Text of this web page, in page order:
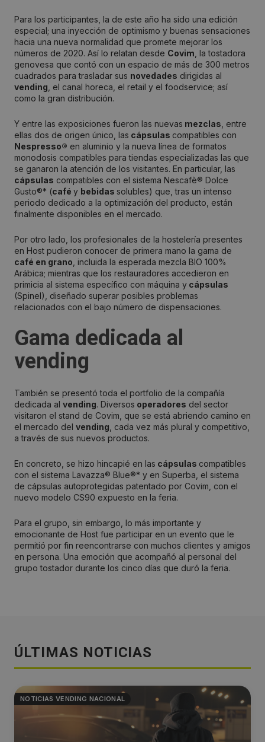
Para los participantes, la de este año ha sido una edición
especial; una inyección de optimismo y buenas sensaciones
hacia una nueva normalidad que promete mejorar los
números de 2020. Así lo relatan desde Covim , la tostadora
genovesa que contó con un espacio de más de 300 metros
cuadrados para trasladar sus novedades dirigidas al
vending , el canal horeca, el retail y el foodservice; así
como la gran distribución.
Y entre las exposiciones fueron las nuevas mezclas , entre
ellas dos de origen único, las cápsulas compatibles con
Nespresso® en aluminio y la nueva línea de formatos
monodosis compatibles para tiendas especializadas las que
se ganaron la atención de los visitantes. En particular, las
cápsulas compatibles con el sistema Nescafè® Dolce
Gusto®* (café y bebidas solubles) que, tras un intenso
periodo dedicado a la optimización del producto, están
finalmente disponibles en el mercado.
Por otro lado, los profesionales de la hostelería presentes
en Host pudieron conocer de primera mano la gama de
café en grano , incluida la esperada mezcla BIO 100%
Arábica; mientras que los restauradores accedieron en
primicia al sistema específico con máquina y cápsulas
(Spinel), diseñado superar posibles problemas
relacionados con el bajo número de dispensaciones.
Gama dedicada al
vending
También se presentó toda el portfolio de la compañía
dedicada al vending. Diversos operadores del sector
visitaron el stand de Covim, que se está abriendo camino en
el mercado del vending , cada vez más plural y competitivo,
a través de sus nuevos productos.
En concreto, se hizo hincapié en las cápsulas compatibles
con el sistema Lavazza® Blue®* y en Superba, el sistema
de cápsulas autoprotegidas patentado por Covim, con el
nuevo modelo CS90 expuesto en la feria.
Para el grupo, sin embargo, lo más importante y
emocionante de Host fue participar en un evento que le
permitió por fin reencontrarse con muchos clientes y amigos
en persona. Una emoción que acompañó al personal del
grupo tostador durante los cinco días que duró la feria.
ÚLTIMAS NOTICIAS
NOTICIAS VENDING NACIONAL